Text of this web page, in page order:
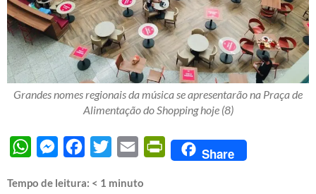
Grandes nomes regionais da música se apresentarão na Praça de
Alimentação do Shopping hoje (8)
WhatsAppMessengerFacebook
Twitter Email PrintFriendly
Share
Tempo de leitura: < 1 minuto